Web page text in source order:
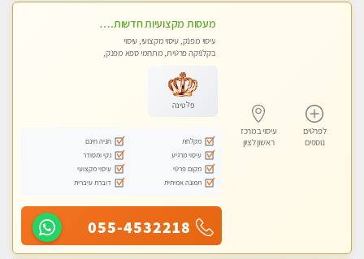
לפרטים
נוספים
עיסוי במרכז
ראשון לציון
מעסות מקצועיות חדשות. גישה אישית לכל לקוח. אל תפספסו את ההזדמנות שלכם. פנקו את עצמכם וקבלו מקסימום הנאה ורוגע.
עיסוי מפנק, עיסוי מקצועי, עיסוי
בקלניקה פרטית, מתחמי ספא מפנק,
פלטינה
מקלחת
חניה חינם
עיסוי מרגיע
נקי ומסודר
מקום פרטי
עיסוי מקצועי
תמונה אמיתית
דוברת עיברית
055-4532218